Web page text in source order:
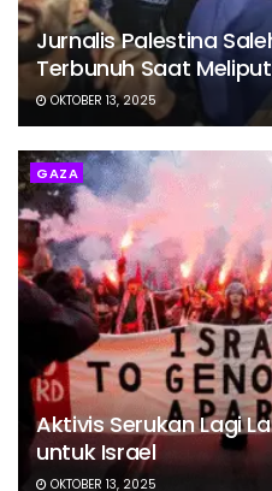
Jurnalis Palestina
Terbunuh Saat Meliput
OKTOBER 13, 2025
GAZA
Aktivis Serukan Lagi
untuk Israel
OKTOBER 13, 2025